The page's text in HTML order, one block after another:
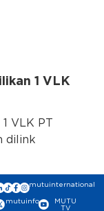
1 VLK
VLK PT
dilink
mutuinternational
mutuinfo
MUTU
TV